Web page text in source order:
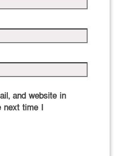
and website in
next time I